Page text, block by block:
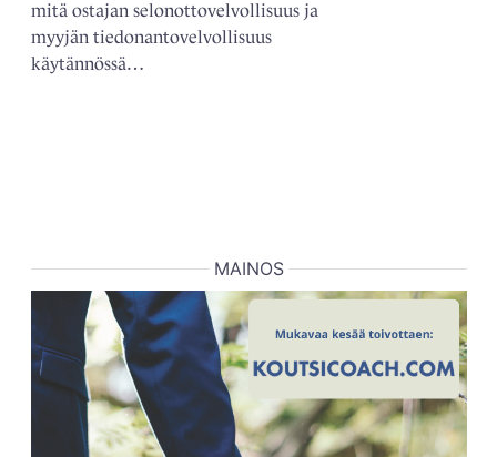
mitä ostajan selonottovelvollisuus ja
myyjän tiedonantovelvollisuus
käytännössä…
MAINOS